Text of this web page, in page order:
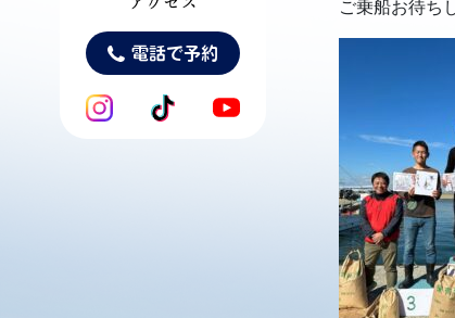
電話で予約
ご乗船お待ち